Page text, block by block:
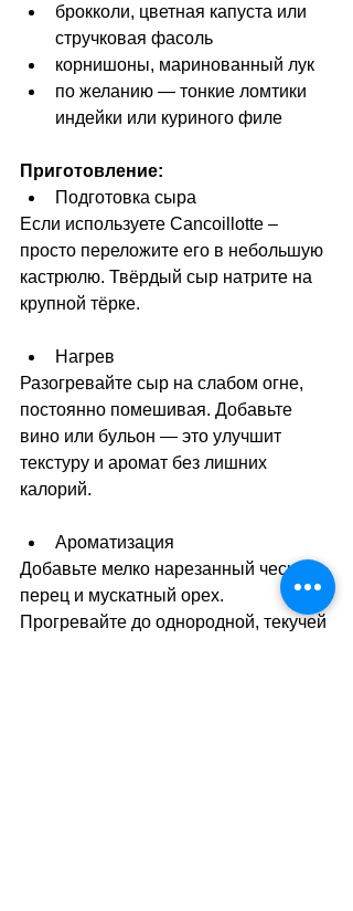
брокколи, цветная капуста или
стручковая фасоль
корнишоны, маринованный лук
по желанию — тонкие ломтики
индейки или куриного филе
Приготовление:
Подготовка сыра
Если используете Cancoillotte –
просто переложите его в небольшую
кастрюлю. Твёрдый сыр натрите на
крупной тёрке.
Нагрев
Разогревайте сыр на слабом огне,
постоянно помешивая. Добавьте
вино или бульон — это улучшит
текстуру и аромат без лишних
калорий.
Ароматизация
Добавьте мелко нарезанный чеснок,
перец и мускатный орех.
Прогревайте до однородной, текучей